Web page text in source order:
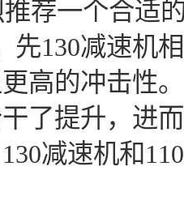
荐一个合适
130减速机
高的冲击性
了提升，进
减速机和